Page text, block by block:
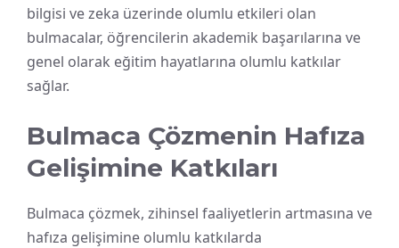
bilgisi ve zeka üzerinde olumlu etkileri olan
bulmacalar, öğrencilerin akademik başarılarına ve
genel olarak eğitim hayatlarına olumlu katkılar
sağlar.
Bulmaca Çözmenin Hafıza
Gelişimine Katkıları
Bulmaca çözmek, zihinsel faaliyetlerin artmasına ve
hafıza gelişimine olumlu katkılarda